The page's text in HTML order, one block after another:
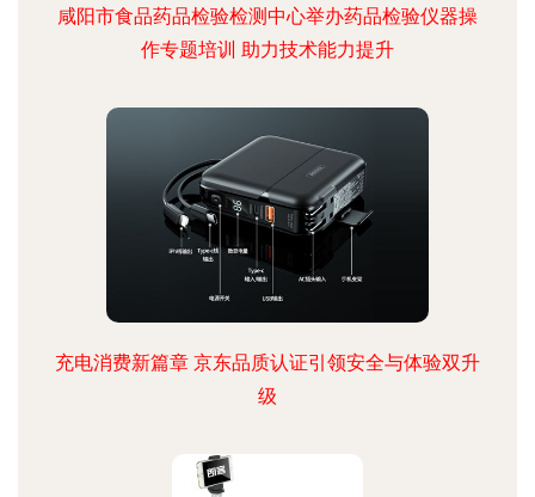
咸阳市食品药品检验检测中心举办药品检验仪器操
作专题培训 助力技术能力提升
充电消费新篇章 京东品质认证引领安全与体验双升
级